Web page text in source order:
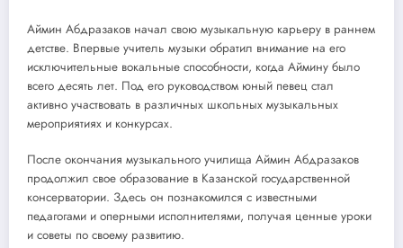
Аймин Абдразаков начал свою музыкальную карьеру в раннем
детстве. Впервые учитель музыки обратил внимание на его
исключительные вокальные способности, когда Аймину было
всего десять лет. Под его руководством юный певец стал
активно участвовать в различных школьных музыкальных
мероприятиях и конкурсах.
После окончания музыкального училища Аймин Абдразаков
продолжил свое образование в Казанской государственной
консерватории. Здесь он познакомился с известными
педагогами и оперными исполнителями, получая ценные уроки
и советы по своему развитию.